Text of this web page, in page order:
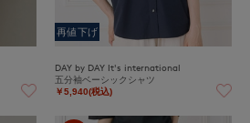
再値下げ
DAY by DAY It's international
五分袖ベーシックシャツ
￥5,940(税込)